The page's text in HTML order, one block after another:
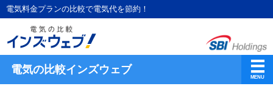
電気料金プランの比較で電気代を節約！
電気の比較インズウェブ